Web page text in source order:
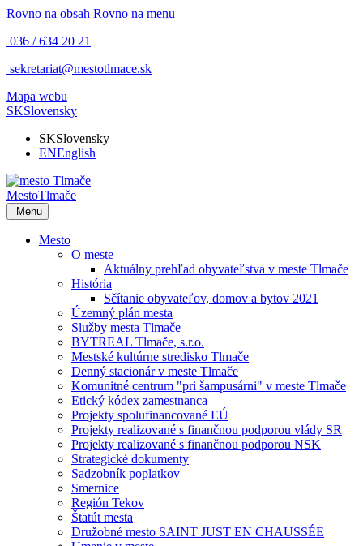
Rovno na obsah Rovno na menu
036 / 634 20 21
sekretariat@mestotlmace.sk
Mapa webu
SKSlovensky
SKSlovensky
ENEnglish
MestoTlmače
Menu
Mesto
O meste
Aktuálny prehľad obyvateľstva v meste Tlmače
História
Sčítanie obyvateľov, domov a bytov 2021
Územný plán mesta
Služby mesta Tlmače
BYTREAL Tlmače, s.r.o.
Mestské kultúrne stredisko Tlmače
Denný stacionár v meste Tlmače
Komunitné centrum "pri šampusárni" v meste Tlmače
Etický kódex zamestnanca
Projekty spolufinancované EÚ
Projekty realizované s finančnou podporou vlády SR
Projekty realizované s finančnou podporou NSK
Strategické dokumenty
Sadzobník poplatkov
Smernice
Región Tekov
Štatút mesta
Družobné mesto SAINT JUST EN CHAUSSÉE